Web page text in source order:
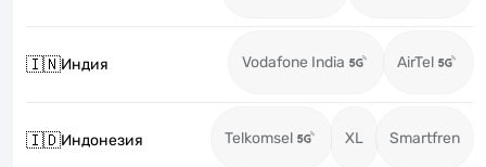
🇮🇳Индия Vodafone India AirTel
🇮🇩Индонезия Telkomsel XL Smartfren